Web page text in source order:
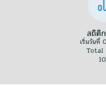
สถิติ
เริ่มวันที่
Total